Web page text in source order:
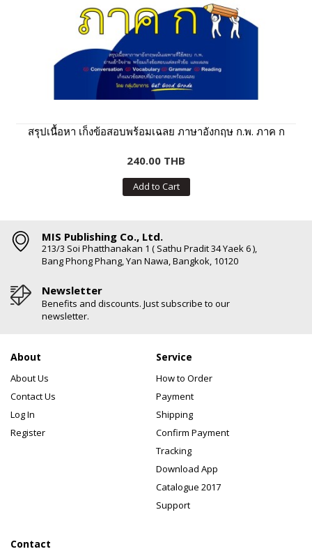
สรุปเนื้อหา เก็งข้อสอบพร้อมเฉลย ภาษาอังกฤษ ก.พ. ภาค ก
240.00 THB
Add to Cart
MIS Publishing Co., Ltd.
213/3 Soi Phatthanakan 1 ( Sathu Pradit 34 Yaek 6 ),
Bang Phong Phang, Yan Nawa, Bangkok, 10120
Newsletter
Benefits and discounts. Just subscribe to our
newsletter.
About
About Us
Contact Us
Log In
Register
Service
How to Order
Payment
Shipping
Confirm Payment
Tracking
Download App
Catalogue 2017
Support
Contact